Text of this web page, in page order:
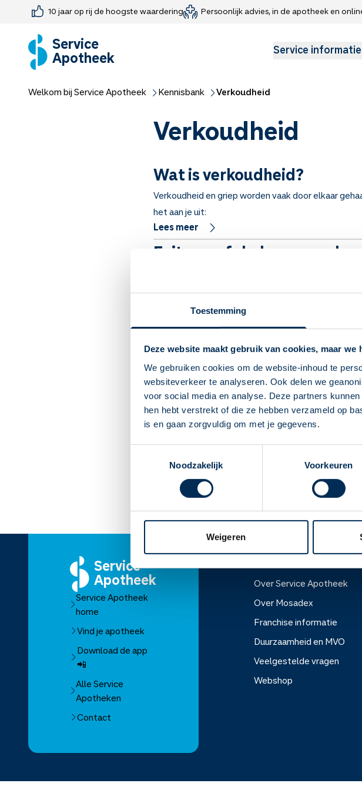
Toestemming
Deze website maakt gebruik van cookies, maar
We gebruiken cookies om de website-inhoud te
websiteverkeer te analyseren. Ook delen we
voor social media en analyse. Deze partners
hen hebt verstrekt of die ze hebben verzameld op
is en gaan zorgvuldig om met je gegevens.
Noodzakelijk
Voorkeuren
Weigeren
Deze Service
Zo kan je
10 jaar op rij de hoogste waardering Persoonlijk advies, in de apotheek en
Service
Apotheek Service informatie
Farmaceutisch consult
Medicijn-APK
Jouw medische gegevens delen
Medicijnen voor kinderen
Welkom bij Service Apotheek Kennisbank Verkoudheid
Verkoudheid
Wat is verkoudheid?
Verkoudheid en griep worden vaak door elkaar
het aan je uit:
Lees meer
Feiten en fabels over
Verkoudheid voorkomen
kunt het risico wél verkleinen. Hieronder lees je hoe.
Lees meer
Hoe kom ik van mijn
Een verkoudheid is zo opgelopen. Verkoudheid
zelfzorgmiddel kun je de klachten verminderen,
Lees meer
Verkoudheid bij baby’s en
Kleine kinderen hebben in hun jonge leven nog
Lees meer
Service
Apotheek
Service Apotheek
home
Vind je apotheek
Download de app
📲
Alle Service
Apotheken
Contact
Over Service Apotheek
Over Mosadex
Franchise informatie
Duurzaamheid en MVO
Veelgestelde vragen
Webshop